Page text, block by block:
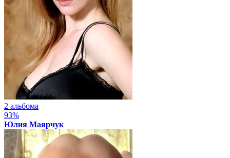
2 альбома
93%
Юлия Маярчук